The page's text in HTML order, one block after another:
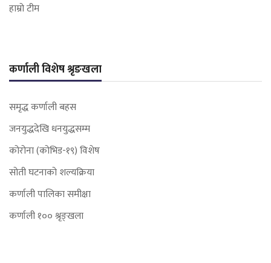
हाम्रो टीम
कर्णाली विशेष श्रृङखला
समृद्ध कर्णाली बहस
जनयुद्धदेखि धनयुद्धसम्म
कोरोना (कोभिड-१९) विशेष
सोती घटनाको शल्यक्रिया
कर्णाली पालिका समीक्षा
कर्णाली १०० श्रृङ्खला